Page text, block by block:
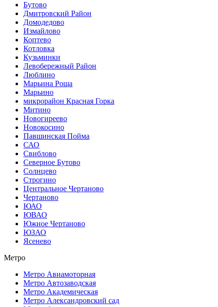
Бутово
Дмитровский Район
Домодедово
Измайлово
Коптево
Котловка
Кузьминки
Левобережный Район
Люблино
Марьина Роща
Марьино
микрорайон Красная Горка
Митино
Новогиреево
Новокосино
Павшинская Пойма
САО
Свиблово
Северное Бутово
Солнцево
Строгино
Центральное Чертаново
Чертаново
ЮАО
ЮВАО
Южное Чертаново
ЮЗАО
Ясенево
Метро
Метро Авиамоторная
Метро Автозаводская
Метро Академическая
Метро Александровский сад